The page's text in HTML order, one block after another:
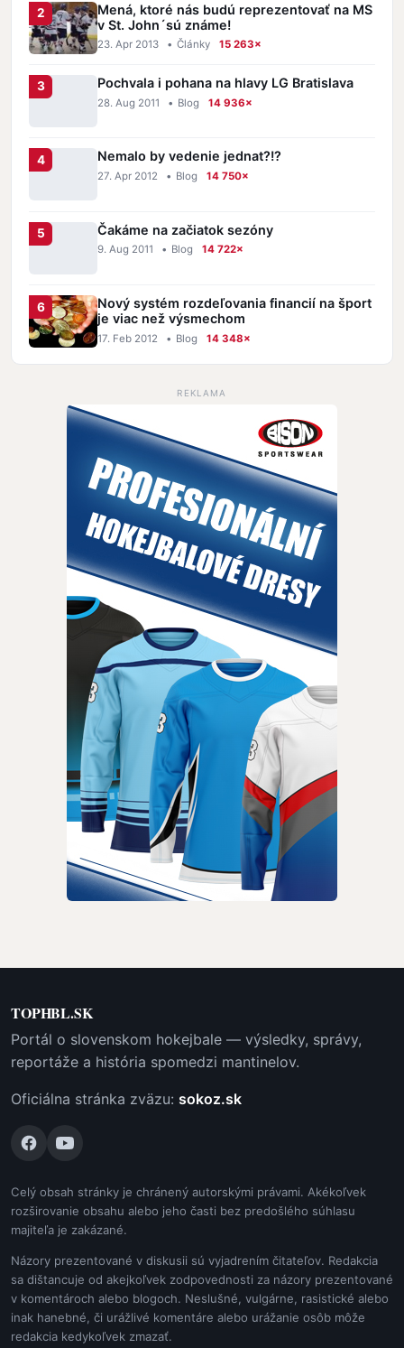
Mená, ktoré nás budú reprezentovať na MS
v St. John´sú známe!
23. Apr 2013 • Články 15 263×
Pochvala i pohana na hlavy LG Bratislava
28. Aug 2011 • Blog 14 936×
Nemalo by vedenie jednat?!?
27. Apr 2012 • Blog 14 750×
Čakáme na začiatok sezóny
9. Aug 2011 • Blog 14 722×
Nový systém rozdeľovania financií na šport
je viac než výsmechom
17. Feb 2012 • Blog 14 348×
REKLAMA
TOPHBL.SK
Portál o slovenskom hokejbale — výsledky, správy,
reportáže a história spomedzi mantinelov.
Oficiálna stránka zväzu: sokoz.sk
Celý obsah stránky je chránený autorskými právami. Akékoľvek
rozširovanie obsahu alebo jeho časti bez predošlého súhlasu
majiteľa je zakázané.
Názory prezentované v diskusii sú vyjadrením čitateľov. Redakcia
sa dištancuje od akejkoľvek zodpovednosti za názory prezentované
v komentároch alebo blogoch. Neslušné, vulgárne, rasistické alebo
inak hanebné, či urážlivé komentáre alebo urážanie osôb môže
redakcia kedykoľvek zmazať.